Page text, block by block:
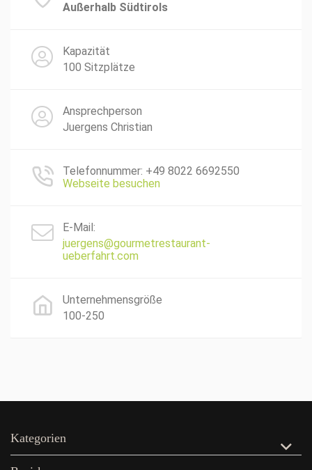
Außerhalb Südtirols
Kapazität
100 Sitzplätze
Ansprechperson
Juergens Christian
Telefonnummer: +49 8022 6692550
Webseite besuchen
E-Mail:
juergens@gourmetrestaurant-
ueberfahrt.com
Unternehmensgröße
100-250
Kategorien